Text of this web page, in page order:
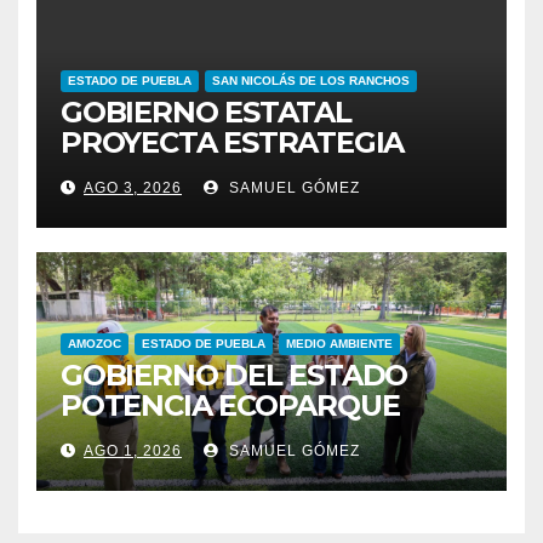
ESTADO DE PUEBLA SAN NICOLÁS DE LOS RANCHOS
GOBIERNO ESTATAL
PROYECTA ESTRATEGIA
PARA EL DESARROLLO
INTEGRAL DE LA REGIÓN
IZTA-POPO
AGO 3, 2026 SAMUEL GÓMEZ
AMOZOC ESTADO DE PUEBLA MEDIO AMBIENTE
GOBIERNO DEL ESTADO
POTENCIA ECOPARQUE
PENSAR EN GRANDE COMO
REFERENTE AMBIENTAL
AGO 1, 2026 SAMUEL GÓMEZ